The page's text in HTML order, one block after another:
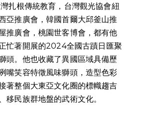
亞推廣會，韓國首爾大邱釜山推
推廣會，桃園世客博會，都有他
忙著開展的2024全國古蹟日匯聚
頭。他也收藏了異國區域具備歷
嘴笑容特徵風味獅頭，造型色彩
著整個大東亞文化圈的標幟趨吉
移民族群地盤的武術文化。